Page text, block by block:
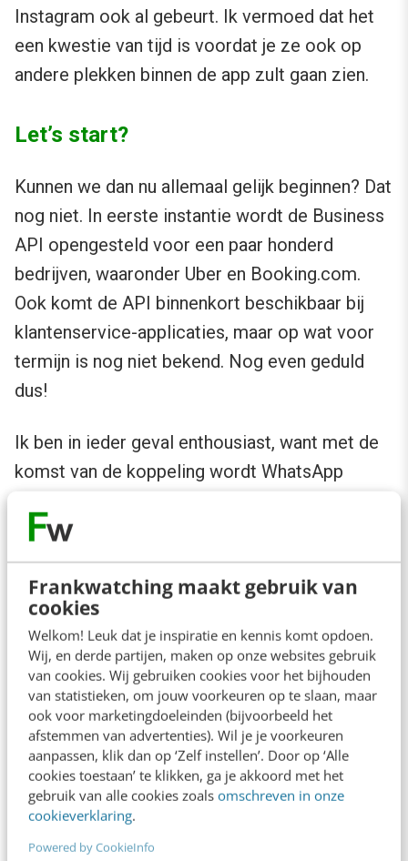
Frankwatching maakt gebruik van
cookies
Welkom! Leuk dat je inspiratie en kennis komt opdoen.
Wij, en derde partijen, maken op onze websites gebruik
van cookies. Wij gebruiken cookies voor het bijhouden
van statistieken, om jouw voorkeuren op te slaan, maar
ook voor marketingdoeleinden (bijvoorbeeld het
afstemmen van advertenties). Wil je je voorkeuren
aanpassen, klik dan op ‘Zelf instellen’. Door op ‘Alle
cookies toestaan’ te klikken, ga je akkoord met het
gebruik van alle cookies zoals omschreven in onze
cookieverklaring.
Powered by CookieInfo
Instagram ook al gebeurt. Ik vermoed dat het
een kwestie van tijd is voordat je ze ook op
andere plekken binnen de app zult gaan zien.
Let’s start?
Kunnen we dan nu allemaal gelijk beginnen? Dat
nog niet. In eerste instantie wordt de Business
API opengesteld voor een paar honderd
bedrijven, waaronder Uber en Booking.com.
Ook komt de API binnenkort beschikbaar bij
klantenservice-applicaties, maar op wat voor
termijn is nog niet bekend. Nog even geduld
dus!
Ik ben in ieder geval enthousiast, want met de
komst van de koppeling wordt WhatsApp
schaal inzetbaar. En ook over het verdienmodel
is goed nagedacht. De consument blijft buiten
schot en kan nog steeds van een gratis app
profiteren. Dankzij de ‘boeteregeling’ zullen
bedrijven ervoor zorgen dat zij snel reageren
op vragen of klachten.
Volledige controle houden
Daarnaast is het een stimulans om niet te veel
berichten (of spam) te versturen, want dan
moet er natuurlijk worden betaald. WhatsApp